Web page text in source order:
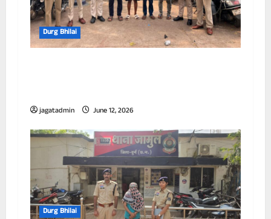
Durg Bhilai
jagatadmin June 12, 2026
Durg Bhilai